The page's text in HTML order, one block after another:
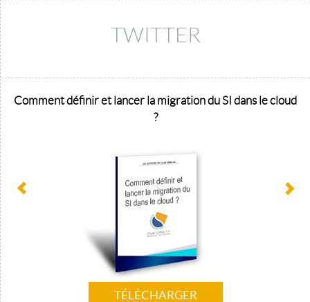
TWITTER
Comment définir et lancer la migration du SI dans le cloud
?
TÉLÉCHARGER